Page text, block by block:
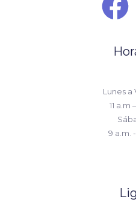
Lunes a
11 a.m
9 a.m.